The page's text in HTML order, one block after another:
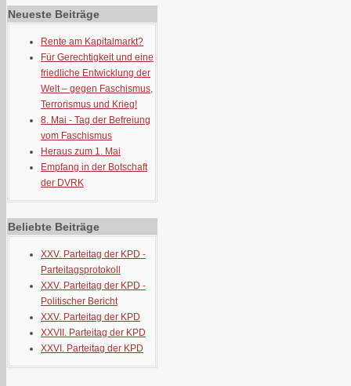
Neueste Beiträge
Rente am Kapitalmarkt?
Für Gerechtigkeit und eine
friedliche Entwicklung der
Welt – gegen Faschismus,
Terrorismus und Krieg!
8. Mai - Tag der Befreiung
vom Faschismus
Heraus zum 1. Mai
Empfang in der Botschaft
der DVRK
Beliebte Beiträge
XXV. Parteitag der KPD -
Parteitagsprotokoll
XXV. Parteitag der KPD -
Politischer Bericht
XXV. Parteitag der KPD
XXVII. Parteitag der KPD
XXVI. Parteitag der KPD